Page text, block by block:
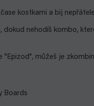
kostkami a bij
dokud nehodíš kombo,
"Epizod", můžeš je
Boards